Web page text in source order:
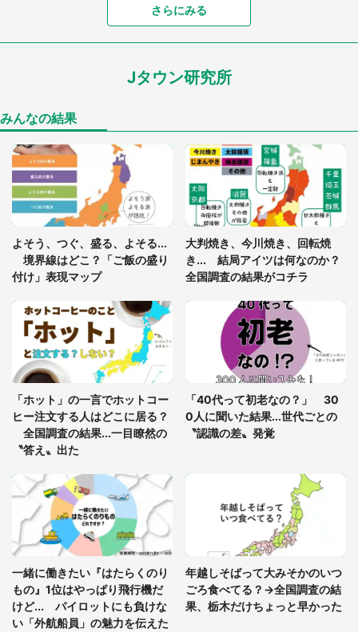
「富豪すぎ」1歳息子の〝店頭駄々こね〟の内容に1.
7万人驚がく 「お菓子売り場ならまだしも...」「ハ
ードル高い」
あまりにも四角すぎる猫、激写される 「これもう
「閉所恐怖症の私は新幹線で大パニック。隣席の青
年に『手を繋いで』とお願いしたら...」 体験談に
8万人感動
グっちゃってた〝野生の野菜〟に6.5万人戦慄
「○○がない街に住んでいます」住人の呟きに30万
人驚がく 何が存在しないか、あなたはわかる？
「修学旅行に途中参加する娘を送って行ったら、真
っ暗な道で遭難状態。なんとか見つけた民家に助け
を求めると、住人の男性が...」
さらにみる
Jタウン研究所
みんなの結果
よそう、つぐ、盛る、よそる...
境界線はどこ？「ご飯の盛り
付け」表現マップ
大判焼き、今川焼き、回転焼
き... 結局アイツは何なのか？
全国調査の結果がコチラ
「ホット」の一言でホットコー
ヒー注文する人はどこに居る？
全国調査の結果...一目瞭然の
〝答え〟出た
「40代って初老なの？」 30
0人に聞いた結果...世代ごとの
〝認識の差〟発覚
一緒に働きたい『はたらくのり
もの』1位はやっぱり飛行機だ
けど... パイロットにも負けな
い「外航船員」の魅力を伝えた
年越しそばって大みそかのいつ
ごろ食べてる？→全国調査の結
果、栃木だけちょっと早かった